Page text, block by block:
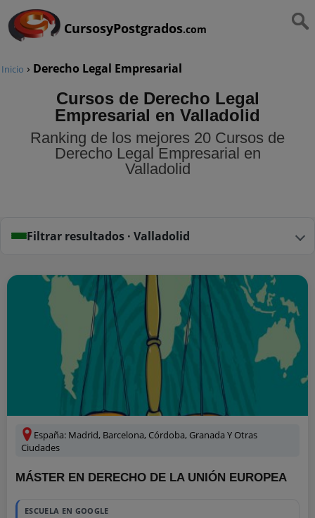
CursosyPostgrados.com
Inicio › Derecho Legal Empresarial
Cursos de Derecho Legal
Empresarial en Valladolid
Ranking de los mejores 20 Cursos de
Derecho Legal Empresarial en
Valladolid
Filtrar resultados · Valladolid
España: Madrid, Barcelona, Córdoba, Granada Y Otras
Ciudades
MÁSTER EN DERECHO DE LA UNIÓN EUROPEA
ESCUELA EN GOOGLE